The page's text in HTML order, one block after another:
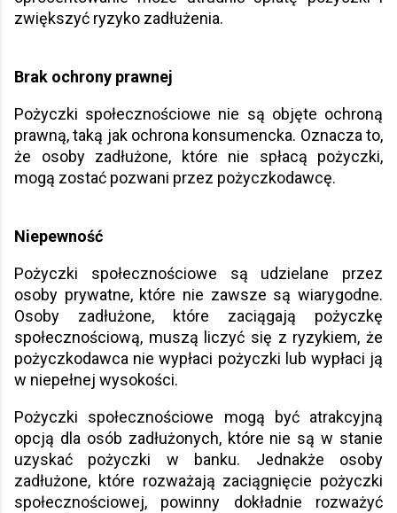
zwiększyć ryzyko zadłużenia.
Brak ochrony prawnej
Pożyczki społecznościowe nie są objęte ochroną
prawną, taką jak ochrona konsumencka. Oznacza to,
że osoby zadłużone, które nie spłacą pożyczki,
mogą zostać pozwani przez pożyczkodawcę.
Niepewność
Pożyczki społecznościowe są udzielane przez
osoby prywatne, które nie zawsze są wiarygodne.
Osoby zadłużone, które zaciągają pożyczkę
społecznościową, muszą liczyć się z ryzykiem, że
pożyczkodawca nie wypłaci pożyczki lub wypłaci ją
w niepełnej wysokości.
Pożyczki społecznościowe mogą być atrakcyjną
opcją dla osób zadłużonych, które nie są w stanie
uzyskać pożyczki w banku. Jednakże osoby
zadłużone, które rozważają zaciągnięcie pożyczki
społecznościowej, powinny dokładnie rozważyć